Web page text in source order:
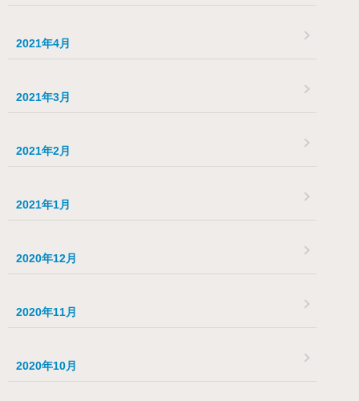
2021年4月
2021年3月
2021年2月
2021年1月
2020年12月
2020年11月
2020年10月